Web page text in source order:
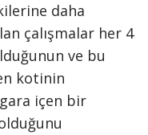
daha
çalışmalar her 4
ve bu
kotinin
içen bir